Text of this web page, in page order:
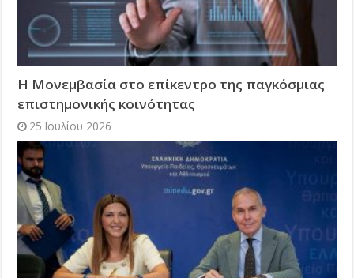
Η Μονεμβασία στο επίκεντρο της παγκόσμιας
επιστημονικής κοινότητας
25 Ιουλίου 2026